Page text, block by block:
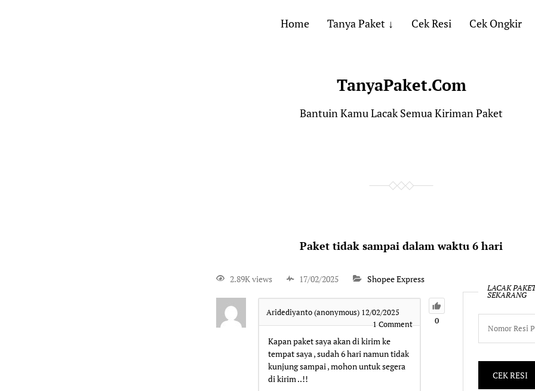
Home Tanya Paket Cek Resi Cek Ongkir
TanyaPaket.Com
Bantuin Kamu Lacak Semua Kiriman Paket
Paket tidak sampai dalam waktu 6 hari
2.89K views 17/02/2025 Shopee Express
0
Aridediyanto (anonymous) 12/02/2025
1Comment
Kapan paket saya akan di kirim ke
tempat saya , sudah 6 hari namun tidak
kunjung sampai , mohon untuk segera
di kirim ..!!
LACAK
SEKARANG